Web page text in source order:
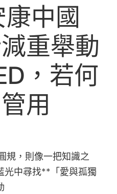
康中國
重舉動
，若何
用
，則像一把知識之
光中尋找**「愛與孤獨